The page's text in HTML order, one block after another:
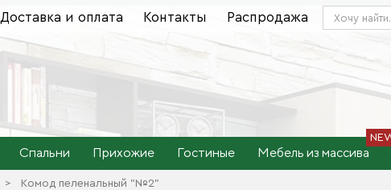
Доставка и оплата Контакты Распродажа
Спальни Прихожие Гостиные Мебель из массива
> Комод пеленальный "№2"